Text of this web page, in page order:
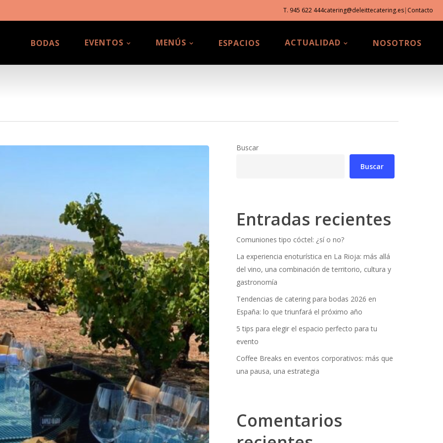
T. 945 622 444catering@deleittecatering.es| Contacto
BODAS EVENTOS MENÚS ESPACIOS ACTUALIDAD NOSOTROS
Buscar
Buscar
Entradas recientes
Comuniones tipo cóctel: ¿sí o no?
La experiencia enoturística en La Rioja: más allá
del vino, una combinación de territorio, cultura y
gastronomía
Tendencias de catering para bodas 2026 en
España: lo que triunfará el próximo año
5 tips para elegir el espacio perfecto para tu
evento
Coffee Breaks en eventos corporativos: más que
una pausa, una estrategia
Comentarios